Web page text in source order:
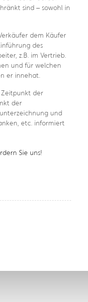
sind – sowohl in
dem Käufer
des
z.B. im Vertrieb.
und für welchen
er innehat.
der
der
und
etc. informiert
Sie uns!